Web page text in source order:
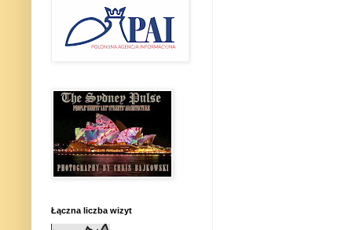
Łączna liczba wizyt